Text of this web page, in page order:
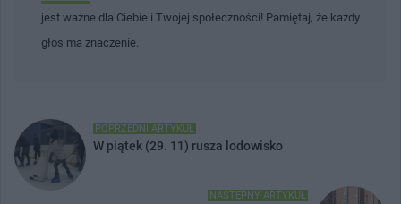
jest ważne dla Ciebie i Twojej społeczności! Pamiętaj, że każdy
głos ma znaczenie.
POPRZEDNI ARTYKUŁ
W piątek (29. 11) rusza lodowisko
NASTĘPNY ARTYKUŁ